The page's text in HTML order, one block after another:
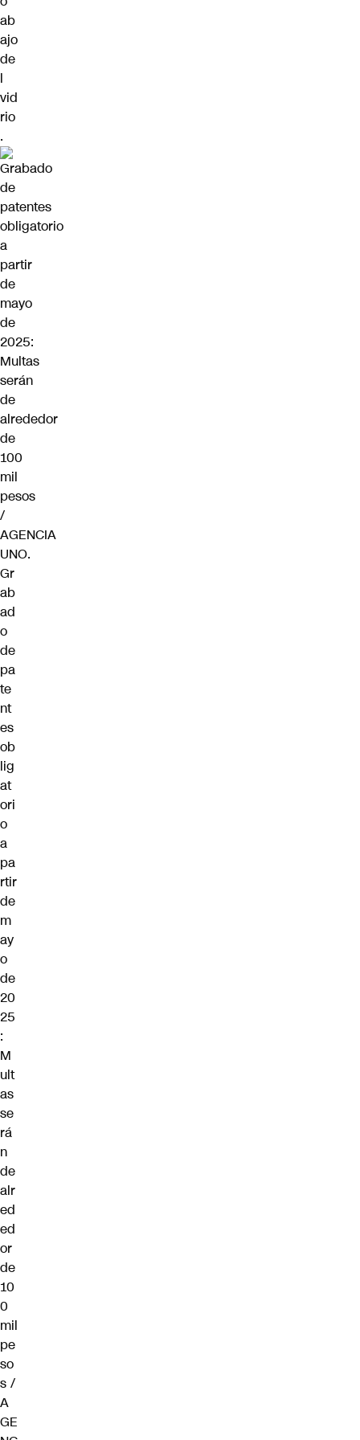
ab
ajo
de
l
vid
rio
.
Gr
ab
ad
o
de
pa
te
nt
es
ob
lig
at
ori
o
a
pa
rtir
de
m
ay
o
de
20
25
:
M
ult
as
se
rá
n
de
alr
ed
ed
or
de
10
0
mil
pe
so
s /
A
GE